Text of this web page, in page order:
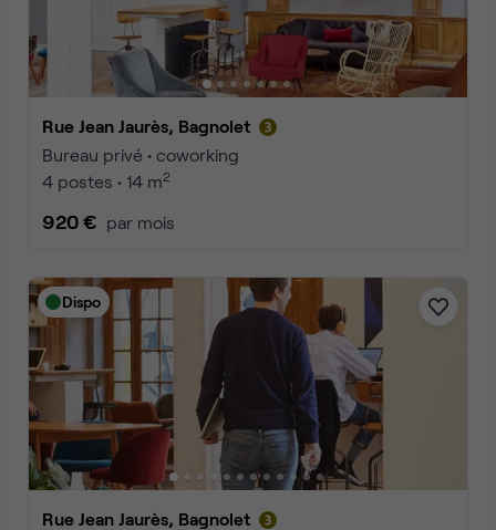
Rue Jean Jaurès, Bagnolet
Bureau privé • coworking
4 postes • 14 m2
920 € par mois
Dispo
Rue Jean Jaurès, Bagnolet